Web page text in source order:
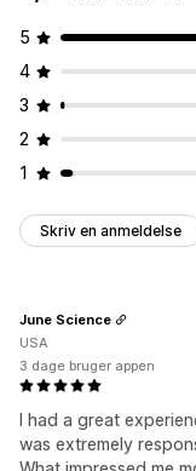
5
4
3
2
1
Skriv en anmeldelse
I had a great
was extremely
June Science
USA
3 dage bruger appen